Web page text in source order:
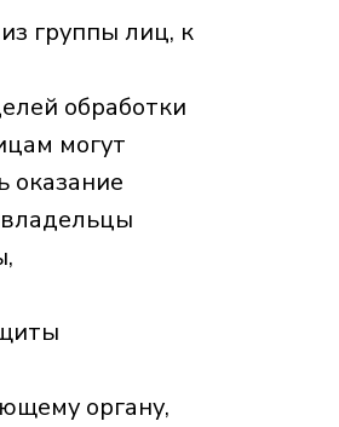
группы лиц, к
обработки
могут
оказание
органу,